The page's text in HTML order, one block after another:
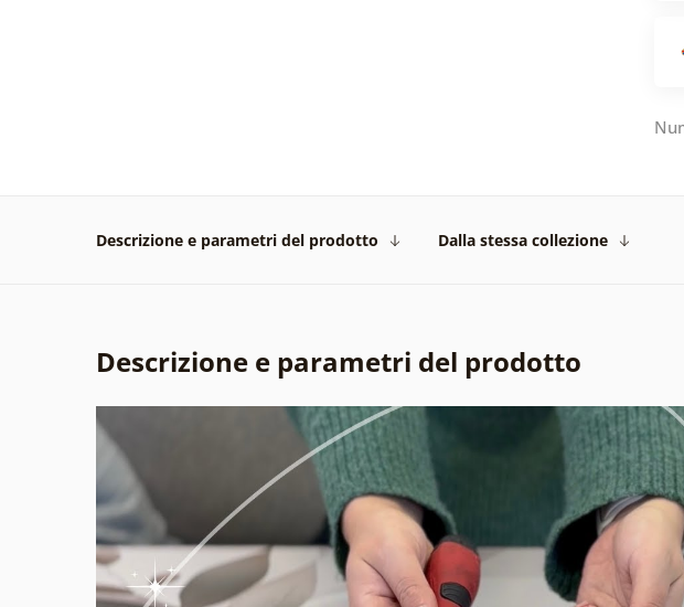
Descrizione e parametri del prodotto Dalla stessa collezione
Descrizione e parametri del prodotto